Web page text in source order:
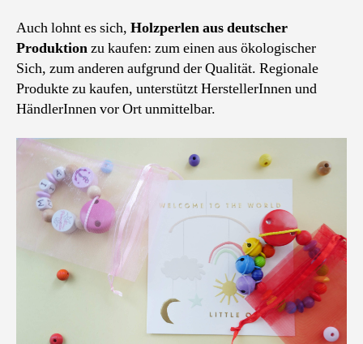
Auch lohnt es sich, Holzperlen aus deutscher
Produktionzu kaufen: zum einen aus ökologischer
Sich, zum anderen aufgrund der Qualität. Regionale
Produkte zu kaufen, unterstützt HerstellerInnen und
HändlerInnen vor Ort unmittelbar.